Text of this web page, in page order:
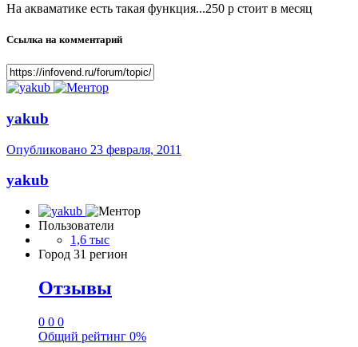
На акваматике есть такая функция...250 р стоит в месяц
Ссылка на комментарий
yakub
Опубликовано 23 февраля, 2011
yakub
Пользователи
1,6 тыс
Город 31 регион
Отзывы
0 0 0
Общий рейтинг 0%